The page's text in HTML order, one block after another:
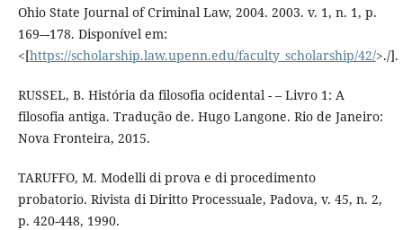
Ohio State Journal of Criminal Law, 2004. 2003. v. 1, n. 1, p.
169–-178. Disponível em:
<[https://scholarship.law.upenn.edu/faculty_scholarship/42/>./].
RUSSEL, B. História da filosofia ocidental - – Livro 1: A
filosofia antiga. Tradução de. Hugo Langone. Rio de Janeiro:
Nova Fronteira, 2015.
TARUFFO, M. Modelli di prova e di procedimento
probatorio. Rivista di Diritto Processuale, Padova, v. 45, n. 2,
p. 420-448, 1990.